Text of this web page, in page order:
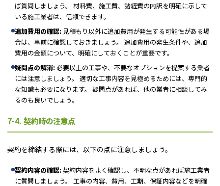
ば質問しましょう。 材料費、施工費、諸経費の内訳を明確に示して
いる施工業者は、信頼できます。
追加費用の確認: 見積もり以外に追加費用が発生する可能性がある場
合は、事前に確認しておきましょう。 追加費用の発生条件や、追加
費用の金額について、明確にしておくことが重要です。
疑問点の解消:必要以上の工事や、不要なオプションを提案する業者
には注意しましょう。 適切な工事内容を見極めるためには、専門的
な知識も必要になります。 疑問点があれば、他の業者に相談してみ
るのも良いでしょう。
7-4. 契約時の注意点
契約を締結する際には、以下の点に注意しましょう。
契約内容の確認:契約内容をよく確認し、不明な点があれば施工業者
に質問しましょう。 工事の内容、費用、工期、保証内容などを明確